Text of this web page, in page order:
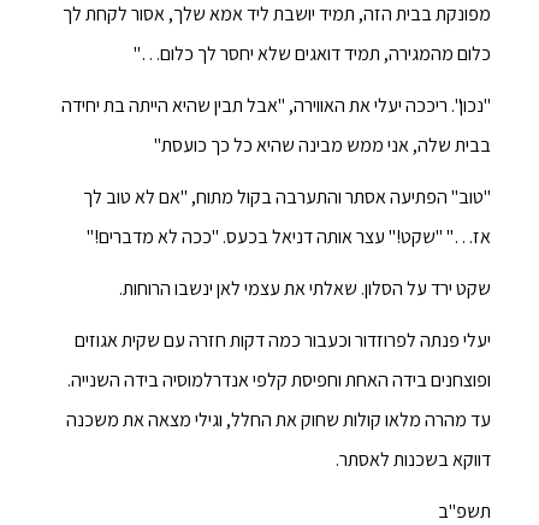
מפונקת בבית הזה, תמיד יושבת ליד אמא שלך, אסור לקחת לך
כלום מהמגירה, תמיד דואגים שלא יחסר לך כלום…"
"נכון". ריככה יעלי את האווירה, "אבל תבין שהיא הייתה בת יחידה
בבית שלה, אני ממש מבינה שהיא כל כך כועסת"
"טוב" הפתיעה אסתר והתערבה בקול מתוח, "אם לא טוב לך
אז…" "שקט!" עצר אותה דניאל בכעס. "ככה לא מדברים!"
שקט ירד על הסלון. שאלתי את עצמי לאן ינשבו הרוחות.
יעלי פנתה לפרוזדור וכעבור כמה דקות חזרה עם שקית אגוזים
ופוצחנים בידה האחת וחפיסת קלפי אנדרלמוסיה בידה השנייה.
עד מהרה מלאו קולות שחוק את החלל, וגילי מצאה את משכנה
דווקא בשכנות לאסתר.
תשפ"ב